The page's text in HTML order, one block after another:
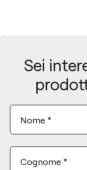
Sei
Nome *
Cognome *